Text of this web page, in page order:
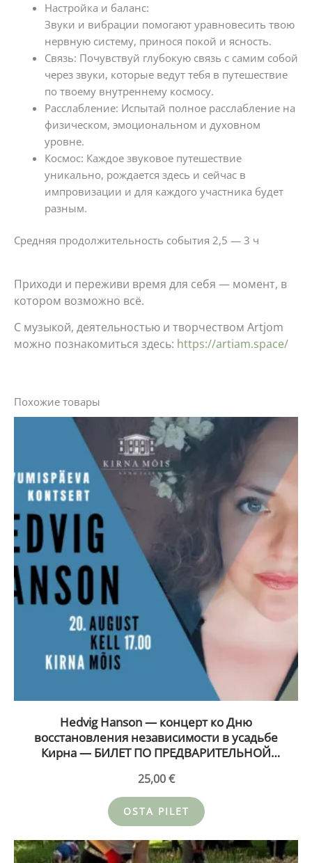
Настройка и баланс:
Звуки и вибрации помогают уравновесить твою
нервную систему, принося покой и ясность.
Связь: Почувствуй глубокую связь с самим собой
через звуки, которые ведут тебя в путешествие
по твоему внутреннему космосу.
Расслабление: Испытай полное расслабление на
физическом, эмоциональном и духовном
уровне.
Космос: Каждое звуковое путешествие
уникально, рождается здесь и сейчас в
импровизации и для каждого участника будет
разным.
Средняя продолжительность события 2,5 — 3 ч
Приходи и переживи время для себя — момент, в
котором возможно всё.
С музыкой, деятельностью и творчеством Artjom
можно познакомиться здесь: https://artiam.space/
Похожие товары
Hedvig Hanson — концерт ко Дню
восстановления независимости в усадьбе
Кирна — БИЛЕТ ПО ПРЕДВАРИТЕЛЬНОЙ
25,00€
OSTA PILET